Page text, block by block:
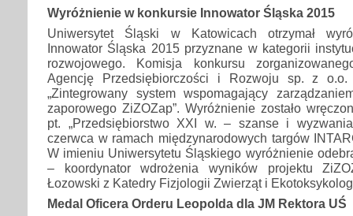
Wyróżnienie w konkursie Innowator Śląska 2015
Uniwersytet Śląski w Katowicach otrzymał
Innowator Śląska 2015 przyznane w kategorii
rozwojowego. Komisja konkursu
Agencję Przedsiębiorczości i Rozwoju sp. z o.o.
„Zintegrowany system wspomagający
zaporowego ZiZOZap”. Wyróżnienie zostało
pt. „Przedsiębiorstwo XXI w. – szanse i
czerwca w ramach międzynarodowych targów
W imieniu Uniwersytetu Śląskiego wyróżnienie
– koordynator wdrożenia wyników projektu
Łozowski z Katedry Fizjologii Zwierząt i
Medal Oficera Orderu Leopolda dla JM Rektora UŚ